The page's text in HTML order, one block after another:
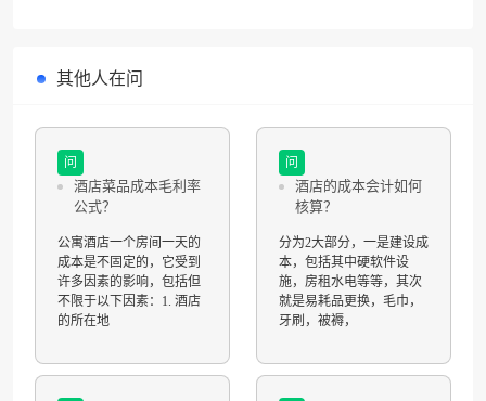
其他人在问
问
酒店菜品成本毛利率
公式？
公寓酒店一个房间一天的
成本是不固定的，它受到
许多因素的影响，包括但
不限于以下因素：1. 酒店
的所在地
问
酒店的成本会计如何
核算？
分为2大部分，一是建设成
本，包括其中硬软件设
施，房租水电等等，其次
就是易耗品更换，毛巾，
牙刷，被褥，